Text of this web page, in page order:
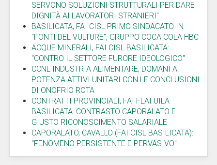
SERVONO SOLUZIONI STRUTTURALI PER DARE
DIGNITÀ AI LAVORATORI STRANIERI"
BASILICATA, FAI CISL PRIMO SINDACATO IN
"FONTI DEL VULTURE", GRUPPO COCA COLA HBC
ACQUE MINERALI, FAI CISL BASILICATA:
"CONTRO IL SETTORE FURORE IDEOLOGICO"
CCNL INDUSTRIA ALIMENTARE, DOMANI A
POTENZA ATTIVI UNITARI CON LE CONCLUSIONI
DI ONOFRIO ROTA
CONTRATTI PROVINCIALI, FAI FLAI UILA
BASILICATA: CONTRASTO CAPORALATO E
GIUSTO RICONOSCIMENTO SALARIALE
CAPORALATO, CAVALLO (FAI CISL BASILICATA):
"FENOMENO PERSISTENTE E PERVASIVO"